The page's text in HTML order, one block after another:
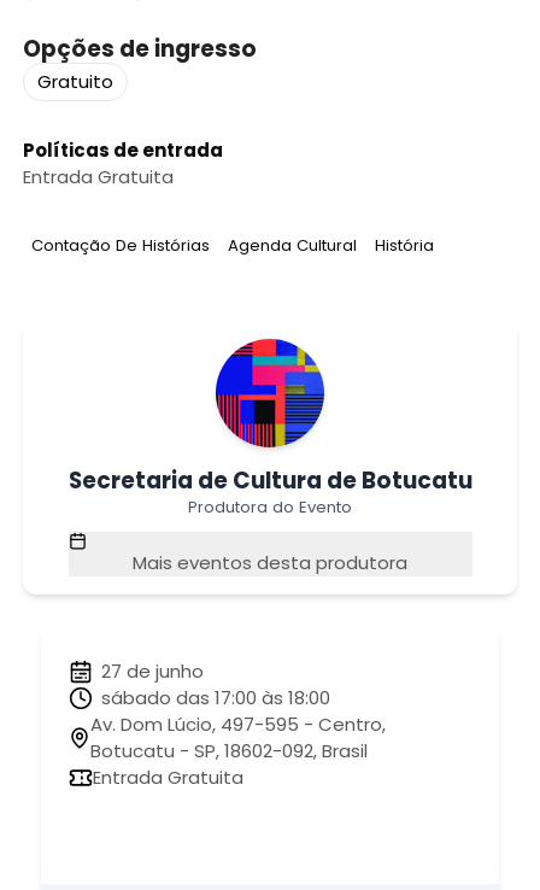
Opções de ingresso
Gratuito
Políticas de entrada
Entrada Gratuita
Tag:
Contação De Histórias Tag:
Agenda Cultural Tag:
História
Secretaria de Cultura de Botucatu
Produtora do Evento
Mais eventos desta produtora
27 de junho
sábado das 17:00 às 18:00
Av. Dom Lúcio, 497-595 - Centro,
Botucatu - SP, 18602-092, Brasil
Entrada Gratuita